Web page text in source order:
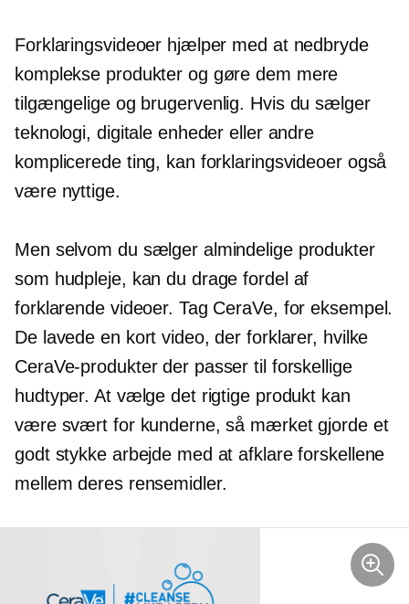
Forklaringsvideoer hjælper med at nedbryde
komplekse produkter og gøre dem mere
tilgængelige og brugervenlig. Hvis du sælger
teknologi, digitale enheder eller andre
komplicerede ting, kan forklaringsvideoer også
være nyttige.
Men selvom du sælger almindelige produkter
som hudpleje, kan du drage fordel af
forklarende videoer. Tag CeraVe, for eksempel.
De lavede en kort video, der forklarer, hvilke
CeraVe-produkter der passer til forskellige
hudtyper. At vælge det rigtige produkt kan
være svært for kunderne, så mærket gjorde et
godt stykke arbejde med at afklare forskellene
mellem deres rensemidler.